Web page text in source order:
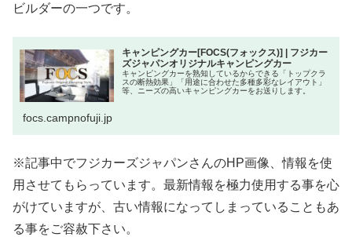
ビルダーの一つです。
キャンピングカー[FOCS(フォックス)] | フジカー
ズジャパンオリジナルキャンピングカー
キャンピングカーを熟知しているからできる「トップクラ
スの断熱効果」「用途に合わせた多種多彩なレイアウト」
等、ニーズの高いキャンピングカーをお送りします。
focs.campnofuji.jp
※記事中でフジカーズジャパンさんのHP画像、情報を使
用させてもらっています。最新情報を極力使用する事を心
がけていますが、古い情報になってしまっていることもあ
る事をご容赦下さい。